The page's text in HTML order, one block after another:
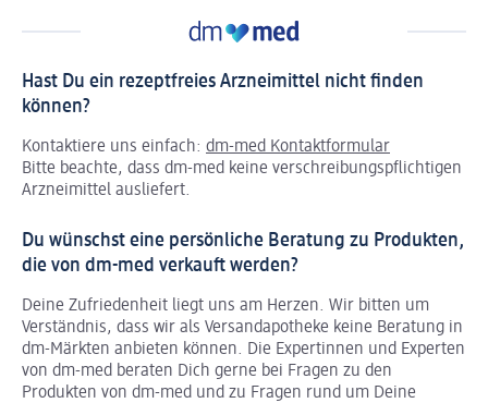
Hast Du ein rezeptfreies Arzneimittel nicht finden
können?
Kontaktiere uns einfach: dm-med Kontaktformular
Bitte beachte, dass dm-med keine verschreibungspflichtigen
Arzneimittel ausliefert.
Du wünschst eine persönliche Beratung zu Produkten,
die von dm-med verkauft werden?
Deine Zufriedenheit liegt uns am Herzen. Wir bitten um
Verständnis, dass wir als Versandapotheke keine Beratung in
dm-Märkten anbieten können. Die Expertinnen und Experten
von dm-med beraten Dich gerne bei Fragen zu den
Produkten von dm-med und zu Fragen rund um Deine